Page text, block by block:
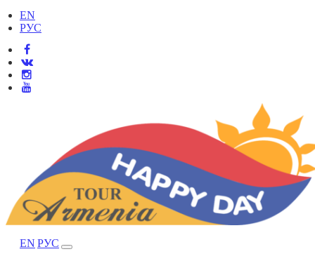
EN
РУС
EN РУС